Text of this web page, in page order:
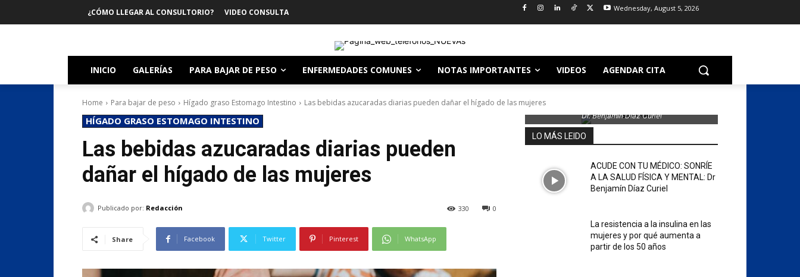
Wednesday, August 5, 2026
¿CÓMO LLEGAR AL CONSULTORIO? VIDEO CONSULTA
INICIO GALERÍAS PARA BAJAR DE PESO ENFERMEDADES COMUNES NOTAS IMPORTANTES VIDEOS AGENDAR CITA
Home Para bajar de peso Hígado graso Estomago Intestino Las bebidas azucaradas diarias pueden dañar el hígado de las mujeres
HÍGADO GRASO ESTOMAGO INTESTINO
Las bebidas azucaradas diarias pueden
dañar el hígado de las mujeres
Publicado por: Redacción 0
330
Share Facebook Twitter Pinterest WhatsApp
Dr. Benjamin Díaz Curiel
LO MÁS LEIDO
ACUDE CON TU MÉDICO: SONRÍE
A LA SALUD FÍSICA Y MENTAL: Dr
Benjamín Díaz Curiel
La resistencia a la insulina en las
mujeres y por qué aumenta a
partir de los 50 años